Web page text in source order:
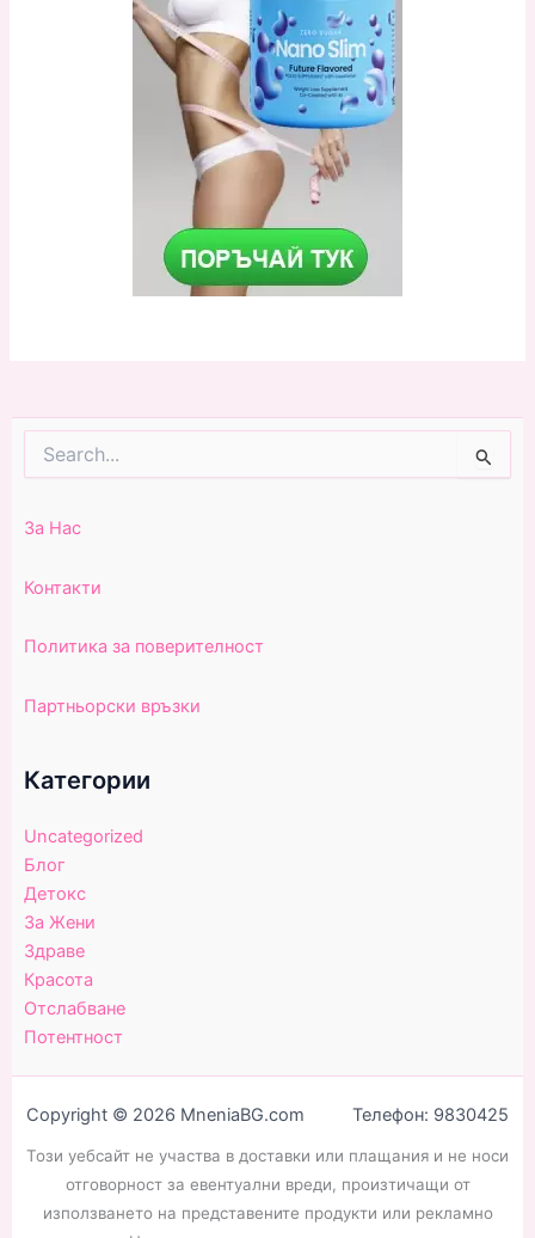
for:
За Нас
Контакти
Политика за поверителност
Партньорски връзки
Категории
Uncategorized
Блог
Детокс
За Жени
Здраве
Красота
Отслабване
Потентност
Copyright © 2026 MneniaBG.com Телефон: 9830425
Този уебсайт не участва в доставки или плащания и не носи
отговорност за евентуални вреди, произтичащи от
използването на представените продукти или рекламно